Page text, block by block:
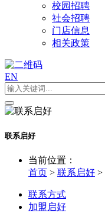
校园招聘
社会招聘
门店信息
相关政策
EN
联系启好
当前位置：
首页 > 联系启好 >
联系方式
加盟启好